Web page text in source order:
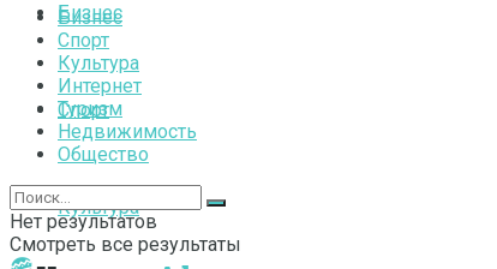
Бизнес
Спорт
Культура
Бизнес
Спорт
Культура
Интернет
Туризм
Недвижимость
Общество
Нет результатов
Смотреть все результаты